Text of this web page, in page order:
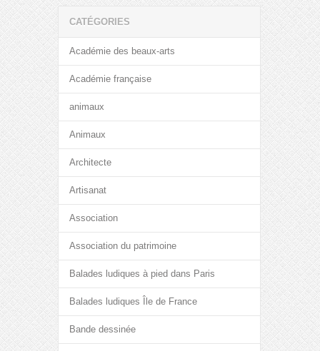
CATÉGORIES
Académie des beaux-arts
Académie française
animaux
Animaux
Architecte
Artisanat
Association
Association du patrimoine
Balades ludiques à pied dans Paris
Balades ludiques Île de France
Bande dessinée